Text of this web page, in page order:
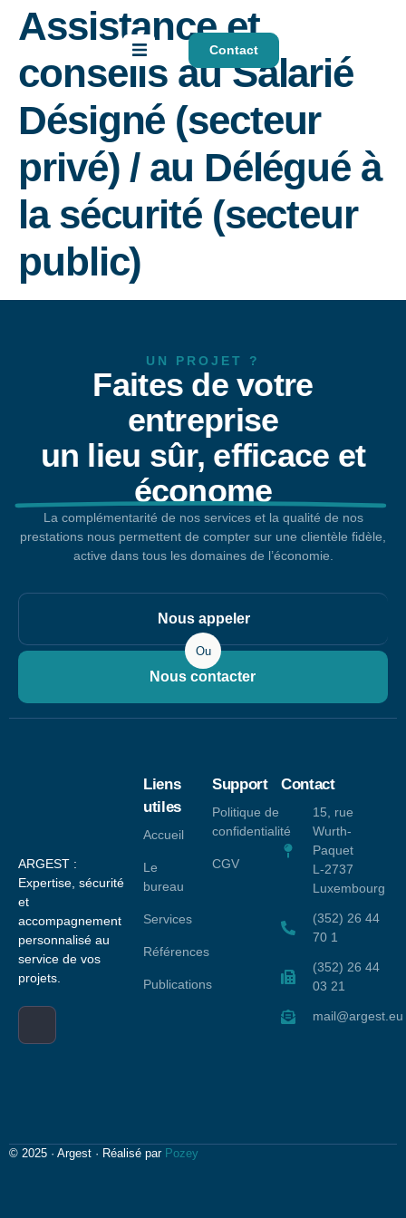
Contact
Assistance et
conseils au Salarié
Désigné (secteur
privé) / au Délégué à
la sécurité (secteur
public)
UN PROJET ?
Faites de votre
entreprise
un lieu sûr, efficace et
économe
La complémentarité de nos services et la qualité de nos
prestations nous permettent de compter sur une clientèle fidèle,
active dans tous les domaines de l’économie.
Nous appeler
Ou
Nous contacter
ARGEST :
Expertise, sécurité
et
accompagnement
personnalisé au
service de vos
projets.
Liens
utiles
Accueil
Le
bureau
Services
Références
Publications
Support
Politique de
confidentialité
CGV
Contact
15, rue
Wurth-
Paquet
L-2737
Luxembourg
(352) 26 44
70 1
(352) 26 44
03 21
mail@argest.eu
© 2025 · Argest · Réalisé par Pozey